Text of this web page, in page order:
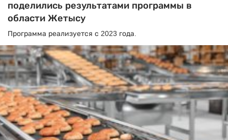
поделились результатами программы в
области Жетысу
Программа реализуется с 2023 года.